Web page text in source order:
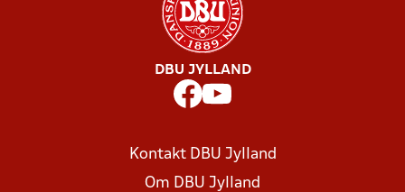
DBU JYLLAND
Kontakt DBU Jylland
Om DBU Jylland